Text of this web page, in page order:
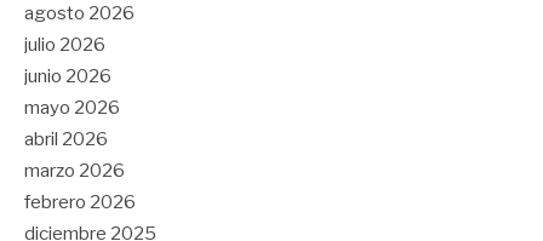
agosto 2026
julio 2026
junio 2026
mayo 2026
abril 2026
marzo 2026
febrero 2026
diciembre 2025